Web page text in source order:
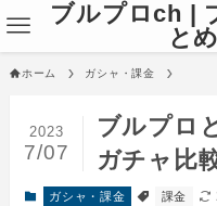
ブルプロch |
と
ホーム ガシャ・課金
ブルプロ
ガチャ比
2023
7/07
ガシャ・課金 課金